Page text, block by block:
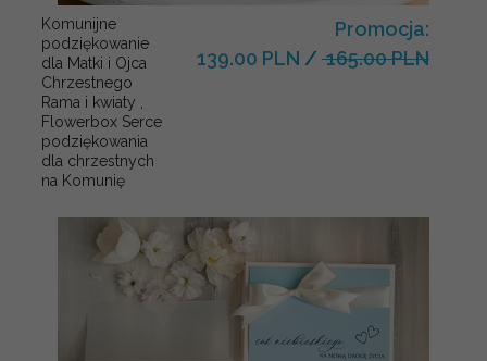
Komunijne
podziękowanie
dla Matki i Ojca
Chrzestnego
Rama i kwiaty ,
Flowerbox Serce
podziękowania
dla chrzestnych
na Komunię
Promocja:
139.00 PLN / 165.00 PLN